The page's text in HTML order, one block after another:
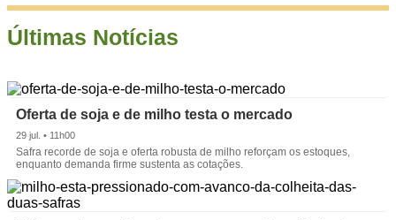
Últimas Notícias
Oferta de soja e de milho testa o mercado
29 jul. • 11h00
Safra recorde de soja e oferta robusta de milho reforçam os estoques,
enquanto demanda firme sustenta as cotações.